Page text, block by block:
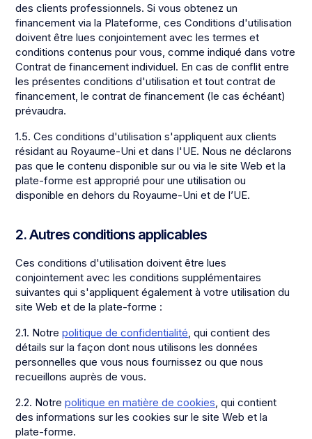
des clients professionnels. Si vous obtenez un
financement via la Plateforme, ces Conditions d'utilisation
doivent être lues conjointement avec les termes et
conditions contenus pour vous, comme indiqué dans votre
Contrat de financement individuel. En cas de conflit entre
les présentes conditions d'utilisation et tout contrat de
financement, le contrat de financement (le cas échéant)
prévaudra.
1.5. Ces conditions d'utilisation s'appliquent aux clients
résidant au Royaume-Uni et dans l'UE. Nous ne déclarons
pas que le contenu disponible sur ou via le site Web et la
plate-forme est approprié pour une utilisation ou
disponible en dehors du Royaume-Uni et de l’UE.
2. Autres conditions applicables
Ces conditions d'utilisation doivent être lues
conjointement avec les conditions supplémentaires
suivantes qui s'appliquent également à votre utilisation du
site Web et de la plate-forme :
2.1. Notrepolitique de confidentialité , qui contient des
détails sur la façon dont nous utilisons les données
personnelles que vous nous fournissez ou que nous
recueillons auprès de vous.
2.2. Notrepolitique en matière de cookies , qui contient
des informations sur les cookies sur le site Web et la
plate-forme.